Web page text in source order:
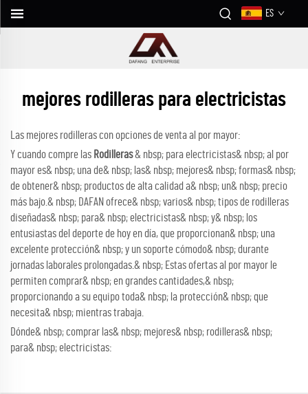
ES
mejores rodilleras para electricistas
Las mejores rodilleras con opciones de venta al por mayor:
Y cuando compre las Rodilleras& nbsp; para electricistas& nbsp; al por
mayor es& nbsp; una de& nbsp; las& nbsp; mejores& nbsp; formas& nbsp;
de obtener& nbsp; productos de alta calidad a& nbsp; un& nbsp; precio
más bajo.& nbsp; DAFAN ofrece& nbsp; varios& nbsp; tipos de rodilleras
diseñadas& nbsp; para& nbsp; electricistas& nbsp; y& nbsp; los
entusiastas del deporte de hoy en día, que proporcionan& nbsp; una
excelente protección& nbsp; y un soporte cómodo& nbsp; durante
jornadas laborales prolongadas.& nbsp; Estas ofertas al por mayor le
permiten comprar& nbsp; en grandes cantidades,& nbsp;
proporcionando a su equipo toda& nbsp; la protección& nbsp; que
necesita& nbsp; mientras trabaja.
Dónde& nbsp; comprar las& nbsp; mejores& nbsp; rodilleras& nbsp;
para& nbsp; electricistas: